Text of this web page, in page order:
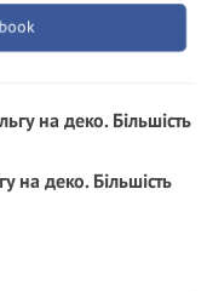
на деко. Більшість